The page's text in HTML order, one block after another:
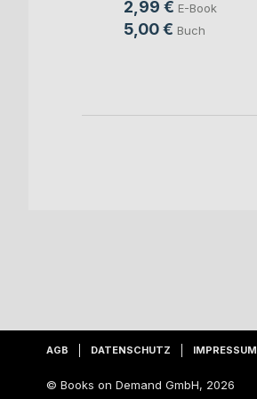
2,99 € E-Book
5,00 € Buch
AGB DATENSCHUTZ IMPRESSUM
© Books on Demand GmbH, 2026